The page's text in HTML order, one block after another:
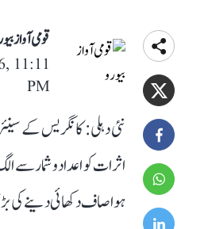
قومی آواز
11:11
PM
نئی دہلی: کانگریس کے
اثرات کو اعداد و شمار سے
ہوا صاف دکھائی دینے کی